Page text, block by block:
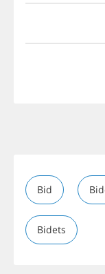
Bid
Bidets